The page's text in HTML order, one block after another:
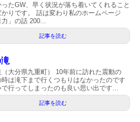
たGW、早く状況が落ち着いてくれること
かりです。 話は変わり私のホームページ
力」の話 200...
記事を読む
（大分県九重町） 10年前に訪れた震動の
は滝下まで行くつもりはなかったのです
行ってしまったのも良い思い出です...
記事を読む